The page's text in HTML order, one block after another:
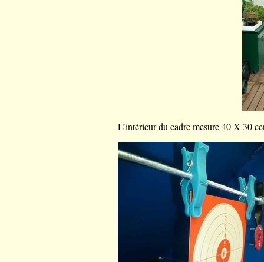
L’intérieur du cadre mesure 40 X 30